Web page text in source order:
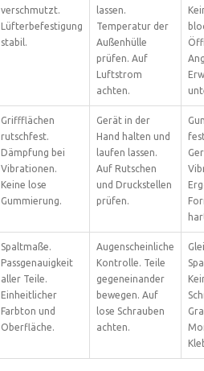
verschmutzt.
Lüfterbefestigung
stabil.
lassen.
Temperatur der
Außenhülle
prüfen. Auf
Luftstrom
achten.
Griffflächen
rutschfest.
Dämpfung bei
Vibrationen.
Keine lose
Gummierung.
Gerät in der
Hand halten und
laufen lassen.
Auf Rutschen
und Druckstellen
prüfen.
Spaltmaße.
Passgenauigkeit
aller Teile.
Einheitlicher
Farbton und
Oberfläche.
Augenscheinliche
Kontrolle. Teile
gegeneinander
bewegen. Auf
lose Schrauben
achten.